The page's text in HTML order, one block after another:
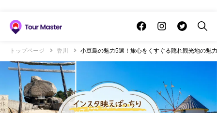
トップページ 香川 小豆島の魅力5選！旅心をくすぐる隠れ観光地の魅